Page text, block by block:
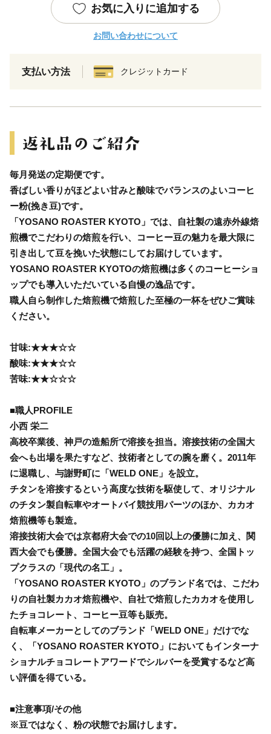
お気に入りに追加する
お問い合わせについて
支払い方法 クレジットカード
毎月発送の定期便です。
香ばしい香りがほどよい甘みと酸味でバランスのよいコーヒ
ー粉(挽き豆)です。
「YOSANO ROASTER KYOTO」では、自社製の遠赤外線焙
煎機でこだわりの焙煎を行い、コーヒー豆の魅力を最大限に
引き出して豆を挽いた状態にしてお届けしています。
YOSANO ROASTER KYOTOの焙煎機は多くのコーヒーショ
ップでも導入いただいている自慢の逸品です。
職人自ら制作した焙煎機で焙煎した至極の一杯をぜひご賞味
ください。
甘味:★★★☆☆
酸味:★★★☆☆
苦味:★★☆☆☆
■職人PROFILE
小西 栄二
高校卒業後、神戸の造船所で溶接を担当。溶接技術の全国大
会へも出場を果たすなど、技術者としての腕を磨く。2011年
に退職し、与謝野町に「WELD ONE」を設立。
チタンを溶接するという高度な技術を駆使して、オリジナル
のチタン製自転車やオートバイ競技用パーツのほか、カカオ
焙煎機等も製造。
溶接技術大会では京都府大会での10回以上の優勝に加え、関
西大会でも優勝。全国大会でも活躍の経験を持つ、全国トッ
プクラスの「現代の名工」。
「YOSANO ROASTER KYOTO」のブランド名では、こだわ
りの自社製カカオ焙煎機や、自社で焙煎したカカオを使用し
たチョコレート、コーヒー豆等も販売。
自転車メーカーとしてのブランド「WELD ONE」だけでな
く、「YOSANO ROASTER KYOTO」においてもインターナ
ショナルチョコレートアワードでシルバーを受賞するなど高
い評価を得ている。
■注意事項/その他
※豆ではなく、粉の状態でお届けします。